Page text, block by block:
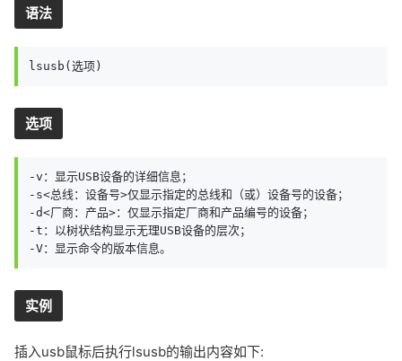
语法
lsusb(选项)
选项
-v：显示USB设备的详细信息；
-s<总线：设备号>仅显示指定的总线和（或）设备号的设备；
-d<厂商：产品>：仅显示指定厂商和产品编号的设备；
-t：以树状结构显示无理USB设备的层次；
-V：显示命令的版本信息。
实例
插入usb鼠标后执行lsusb的输出内容如下: